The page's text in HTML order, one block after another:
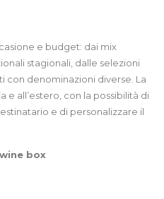
e budget: dai mix
stagionali, dalle selezioni
con denominazioni diverse. La
e all’estero, con la possibilità di
e di personalizzare il
box